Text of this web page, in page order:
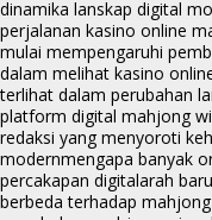
dinamika lanskap digital
perjalanan kasino online
mulai mempengaruhi
dalam melihat kasino
terlihat dalam perubahan
platform digital mahjong
redaksi yang menyoroti
modernmengapa banyak
percakapan digitalarah
berbeda terhadap